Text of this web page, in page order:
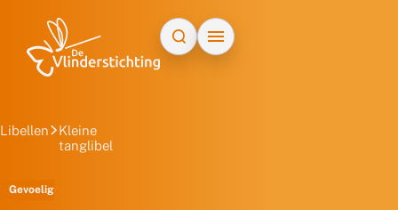
Libellen
Kleine
tanglibel
Gevoelig